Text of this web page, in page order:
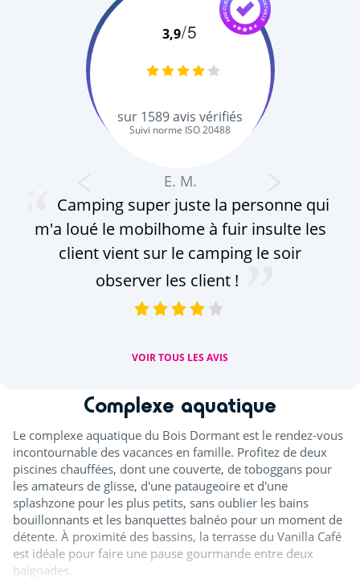
3,9/5
sur 1589avis vérifiés
Suivi norme ISO 20488
E. M.
Camping super juste la personne qui
m'a loué le mobilhome à fuir insulte les
client vient sur le camping le soir
observer les client !
VOIR TOUS LES AVIS
Complexe aquatique
Le complexe aquatique du Bois Dormant est le rendez-vous
incontournable des vacances en famille. Profitez de deux
piscines chauffées, dont une couverte, de toboggans pour
les amateurs de glisse, d'une pataugeoire et d'une
splashzone pour les plus petits, sans oublier les bains
bouillonnants et les banquettes balnéo pour un moment de
détente. À proximité des bassins, la terrasse du Vanilla Café
est idéale pour faire une pause gourmande entre deux
baignades.